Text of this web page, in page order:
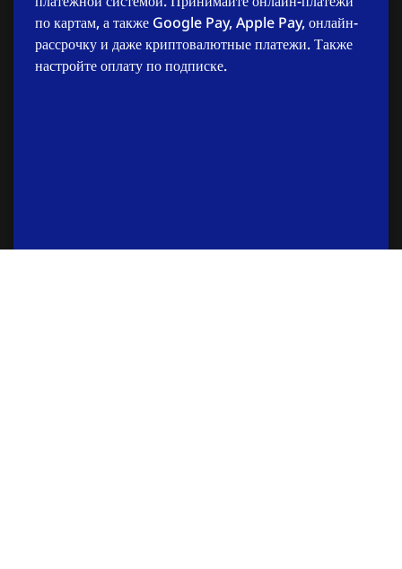
по картам, а также Google Pay, Apple Pay, онлайн-
рассрочку и даже криптовалютные платежи. Также
настройте оплату по подписке.